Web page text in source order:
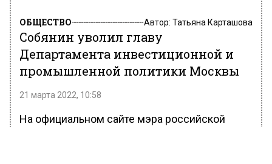
ОБЩЕСТВО Автор: Татьяна Карташова
Собянин уволил главу
Департамента инвестиционной и
промышленной политики Москвы
21 марта 2022, 10:58
На официальном сайте мэра российской